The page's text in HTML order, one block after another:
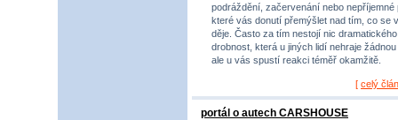
podráždění, začervenání nebo nepříjemné
které vás donutí přemýšlet nad tím, co se
děje. Často za tím nestojí nic
drobnost, která u jiných lidí nehraje žádnou
ale u vás spustí reakci téměř okamžitě.
[ celý
portál o autech CARSHOUSE